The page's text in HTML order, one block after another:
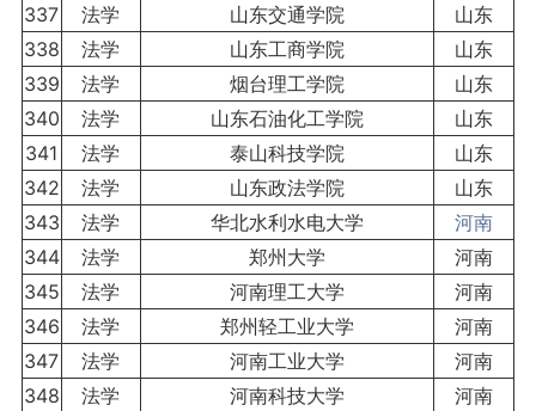
337
法学 山东交通学院
山东
338
法学 山东工商学院
山东
339
法学 烟台理工学院
山东
340
法学 山东石油化工学院
山东
341
法学 泰山科技学院
山东
342
法学 山东政法学院
山东
343
法学 华北水利水电大学
河南
344
法学 郑州大学
河南
345
法学 河南理工大学
河南
346
法学 郑州轻工业大学
河南
347
法学 河南工业大学
河南
348
法学 河南科技大学
河南